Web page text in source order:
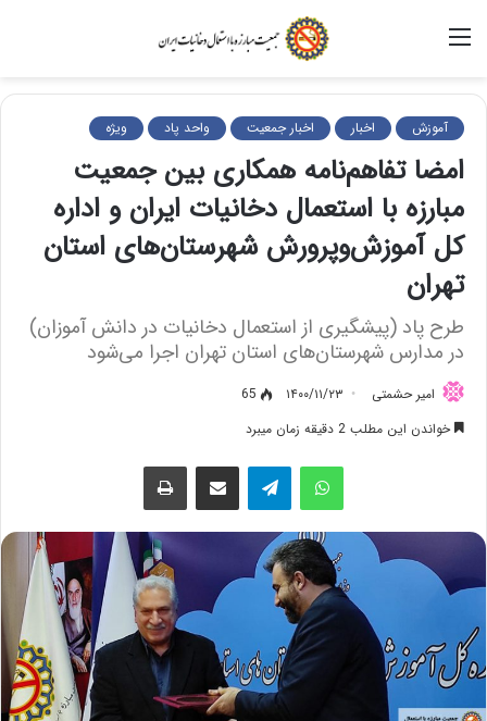
آموزش اخبار اخبار جمعیت واحد پاد ویژه
امضا تفاهم‌نامه همکاری بین جمعیت
مبارزه با استعمال دخانیات ایران و اداره
کل آموزش‌وپرورش شهرستان‌های استان
تهران
طرح پاد (پیشگیری از استعمال دخانیات در دانش آموزان)
در مدارس شهرستان‌های استان تهران اجرا می‌شود
امیر حشمتی ۱۴۰۰/۱۱/۲۳
65
خواندن این مطلب 2 دقیقه زمان میبرد
واتس آپ اشتراک گذاری از طریق ایمیل